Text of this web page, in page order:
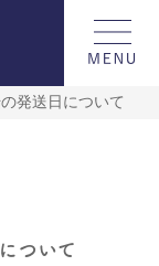
発送日について
ついて